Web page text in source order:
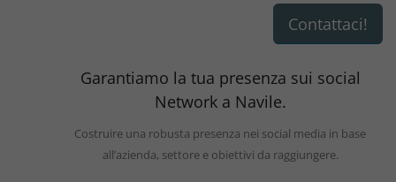
Contattaci!
Garantiamo la tua presenza sui social
Network a Navile.
Costruire una robusta presenza nei social media in base
all’azienda, settore e obiettivi da raggiungere.